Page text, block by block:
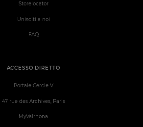
ACCESSO DIRETTO
Portale Cercle V
47 rue des Archives, Paris
MyValrhona
Storelocator
Unisciti a noi
FAQ